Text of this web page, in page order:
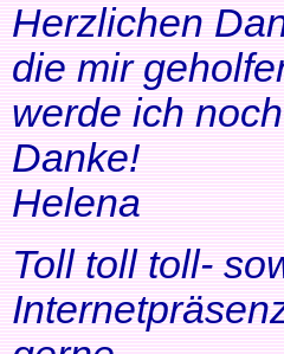
Herzlichen
die mir
werde ich
Danke!
Helena
Toll toll toll-